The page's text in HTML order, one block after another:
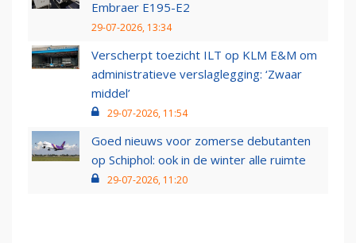
Embraer E195-E2
29-07-2026, 13:34
Verscherpt toezicht ILT op KLM E&M om
administratieve verslaglegging: ‘Zwaar
middel’
29-07-2026, 11:54
Goed nieuws voor zomerse debutanten
op Schiphol: ook in de winter alle ruimte
29-07-2026, 11:20